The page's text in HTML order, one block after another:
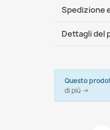
Ignifugo –
Scorrimento
A
I pouf sacco
Come pulire
38,90 €
Spedizione
DHL / GLS
Dettagli del
Scheda
Materiale
Questo
di più →